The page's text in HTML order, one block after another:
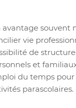
avantage souvent
vie
de
et
du temps pour
parascolaires.